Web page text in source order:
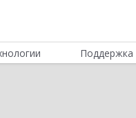
Поддержка